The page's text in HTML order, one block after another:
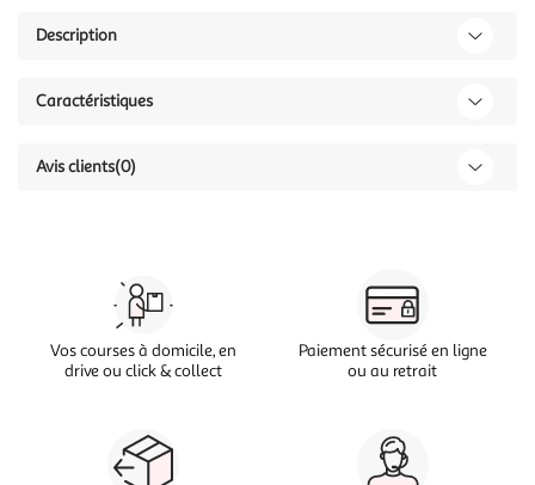
Description
Caractéristiques
Avis clients(0)
Vos courses à domicile, en
drive ou click & collect
Paiement sécurisé en ligne
ou au retrait